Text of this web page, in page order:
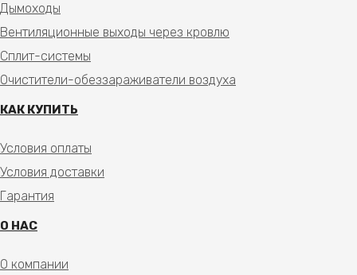
Дымоходы
Вентиляционные выходы через кровлю
Сплит-системы
Очистители-обеззараживатели воздуха
КАК КУПИТЬ
Условия оплаты
Условия доставки
Гарантия
О НАС
О компании